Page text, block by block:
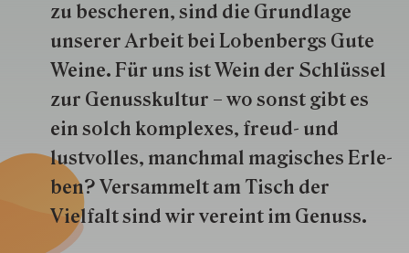
zu besche­ren, sind die Grund­lage
unserer Arbeit bei Lobenbergs Gute
Weine. Für uns ist Wein der Schlüs­sel
zur Genuss­kultur – wo sonst gibt es
ein solch kom­plexes, freud- und
lustvolles, manchmal ma­gisch­es Er­le­
ben? Versammelt am Tisch der
Vielfalt sind wir ver­eint im Genuss.